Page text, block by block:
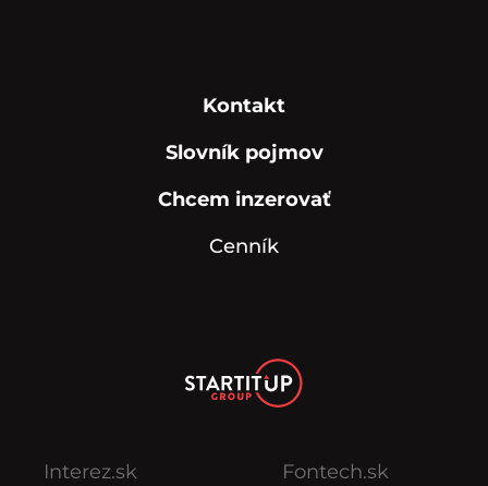
Kontakt
Slovník pojmov
Chcem inzerovať
Cenník
Interez.sk
Fontech.sk